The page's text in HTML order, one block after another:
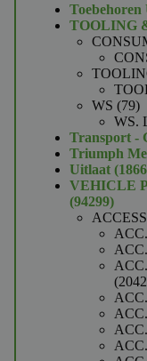
Toebehoren
TOOLING
WS 7979
WS.
Transport -
Triumph
Uitlaat 1866
VEHICLE
9429994299
2042